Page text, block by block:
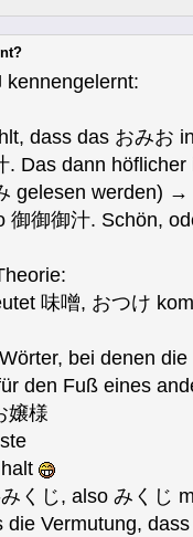
kennengelernt:
dass das おみお
. Das dann
gelesen werden)
御御御汁. Schön,
味噌, おつけ
bei denen
den Fuß eines
嬢様
くじ, also みくじ
Vermutung,